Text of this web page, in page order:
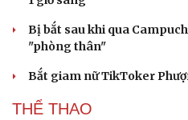
Bị bắt sau khi qua
"phòng thân"
Bắt giam nữ TikToker
THỂ THAO